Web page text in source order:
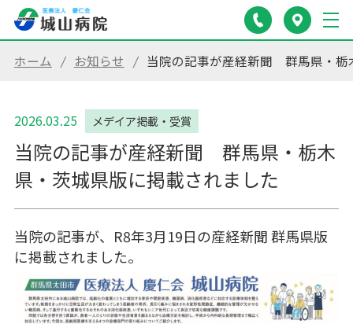
ホーム お知らせ 当院の記事が産経新聞 群馬県・栃
当院の記事が産経新聞 群馬県・栃木
県・茨城県版に掲載されました
2026.03.25 メデイア掲載・受賞
当院の記事が、R8年3月19日の産経新聞 群馬県版
に掲載されました。